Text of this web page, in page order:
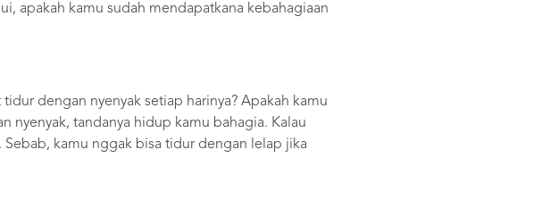
apakah kamu sudah mendapatkana kebahagiaan
dengan nyenyak setiap harinya? Apakah kamu
nyenyak, tandanya hidup kamu bahagia. Kalau
Sebab, kamu nggak bisa tidur dengan lelap jika